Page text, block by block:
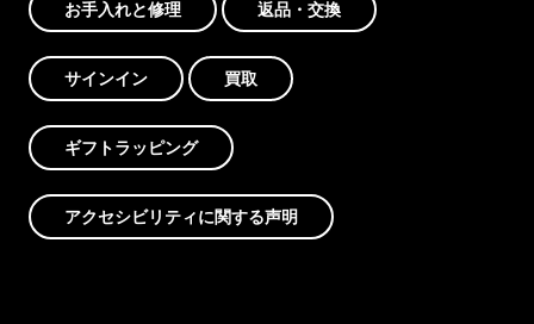
お手入れと修理 返品・交換
サインイン 買取
ギフトラッピング
アクセシビリティに関する声明